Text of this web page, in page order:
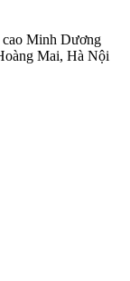
Minh Dương
Mai, Hà Nội